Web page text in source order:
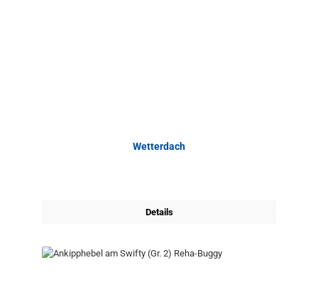
Wetterdach
Details